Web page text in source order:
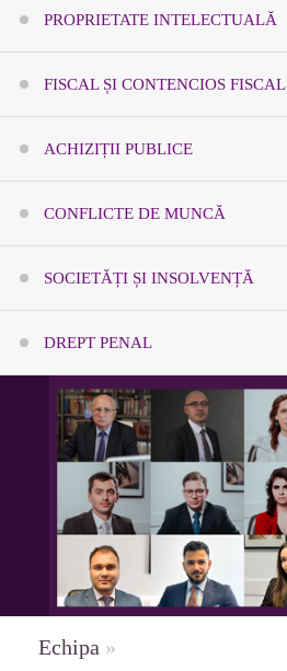
PROPRIETATE INTELECTUALĂ
FISCAL ȘI CONTENCIOS FISCAL
ACHIZIȚII PUBLICE
CONFLICTE DE MUNCĂ
SOCIETĂȚI ȘI INSOLVENȚĂ
DREPT PENAL
Echipa »